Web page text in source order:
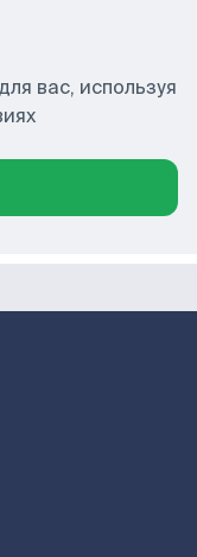
вас, используя